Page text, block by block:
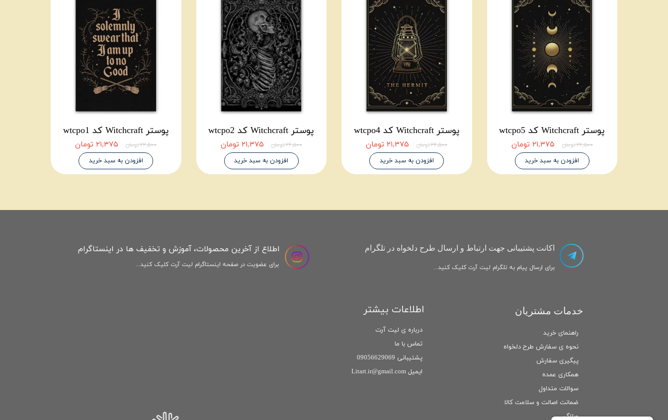
پوستر Witchcraft کد wtcpo5
۲۲,۵۰۰ تومان ۲۱,۳۷۵ تومان
افزودن به سبد خرید
پوستر Witchcraft کد wtcpo4
۲۲,۵۰۰ تومان ۲۱,۳۷۵ تومان
افزودن به سبد خرید
پوستر Witchcraft کد wtcpo2
۲۲,۵۰۰ تومان ۲۱,۳۷۵ تومان
افزودن به سبد خرید
پوستر Witchcraft کد wtcpo1
۲۲,۵۰۰ تومان ۲۱,۳۷۵ تومان
افزودن به سبد خرید
راهنمای خرید
نحوه ی سفارش طرح دلخواه
پیگیری سفارش
همکاری عمده
سوالات متداول
ضمانت اصالت و سلامت كالا
وبلاگ
خدمات مشتریان
اکانت پشتیبانی جهت ارتباط و ارسال طرح دلخواه در تلگرام
برای ارسال پیام به تلگرام لیت آرت کلیک کنید...
اطلاعات بیشتر
درباره ی لیت آرت
تماس با ما
پشتیبانی 09056629069
ایمیل Litart.ir@gmail.com
اطلاع از آخرین محصولات، آموزش و تخفیف ها در اینستاگرام
برای عضویت در صفحه اینستاگرام لیت آرت کلیک کنید...